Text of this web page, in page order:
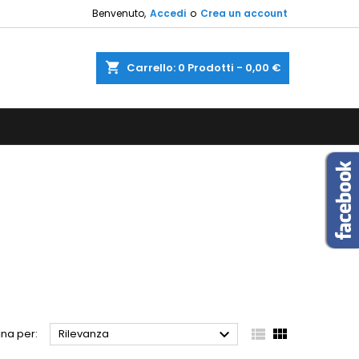
Benvenuto, Accedi o Crea un account
shopping_cart Carrello: 0 Prodotti - 0,00 €
per: Rilevanza   